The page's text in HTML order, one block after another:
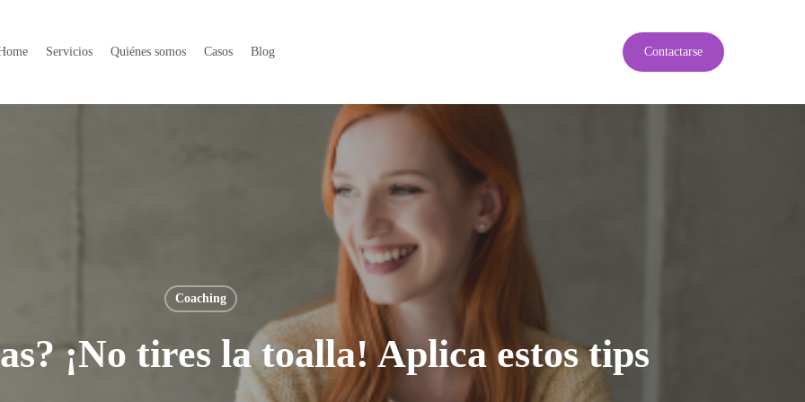
Servicios Quiénes somos Casos Blog Contactarse
Coaching
¡No tires la toalla! Aplica estos tips